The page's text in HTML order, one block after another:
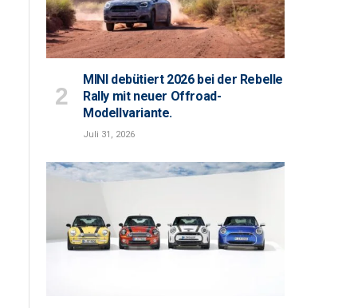
MINI debütiert 2026 bei der Rebelle
Rally mit neuer Offroad-
Modellvariante.
Juli 31, 2026